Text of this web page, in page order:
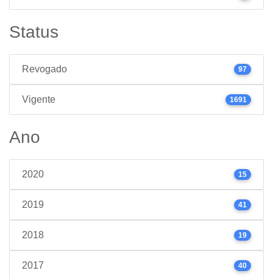
Status
Revogado 97
Vigente 1691
Ano
2020 15
2019 41
2018 19
2017 40